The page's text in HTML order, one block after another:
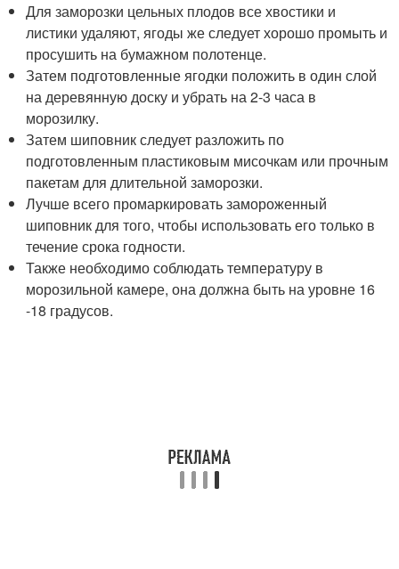
Для заморозки цельных плодов все хвостики и
листики удаляют, ягоды же следует хорошо промыть и
просушить на бумажном полотенце.
Затем подготовленные ягодки положить в один слой
на деревянную доску и убрать на 2-3 часа в
морозилку.
Затем шиповник следует разложить по
подготовленным пластиковым мисочкам или прочным
пакетам для длительной заморозки.
Лучше всего промаркировать замороженный
шиповник для того, чтобы использовать его только в
течение срока годности.
Также необходимо соблюдать температуру в
морозильной камере, она должна быть на уровне 16
-18 градусов.